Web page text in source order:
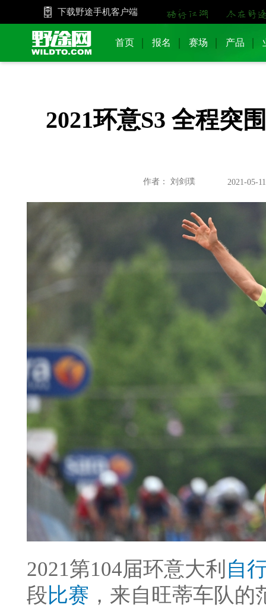
下载野途手机客户端
首页 报名 赛场 产品
2021环意S3 全程突
作者： 刘剑璞 2021-05-
2021第104届环意大利 自
段比赛 ，来自旺蒂车队的